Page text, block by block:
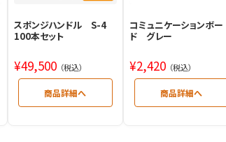
スポンジハンドル S-4
100本セット
¥49,500 （税込）
コミュニケーションボー
ド グレー
¥2,420 （税込）